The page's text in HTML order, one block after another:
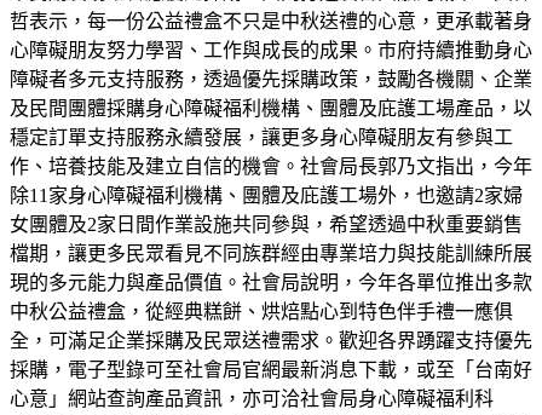
哲表示，每一份公益禮盒不只是中秋送禮的心意，更承載著身
心障礙朋友努力學習、工作與成長的成果。市府持續推動身心
障礙者多元支持服務，透過優先採購政策，鼓勵各機關、企業
及民間團體採購身心障礙福利機構、團體及庇護工場產品，以
穩定訂單支持服務永續發展，讓更多身心障礙朋友有參與工
作、培養技能及建立自信的機會。社會局長郭乃文指出，今年
除11家身心障礙福利機構、團體及庇護工場外，也邀請2家婦
女團體及2家日間作業設施共同參與，希望透過中秋重要銷售
檔期，讓更多民眾看見不同族群經由專業培力與技能訓練所展
現的多元能力與產品價值。社會局說明，今年各單位推出多款
中秋公益禮盒，從經典糕餅、烘焙點心到特色伴手禮一應俱
全，可滿足企業採購及民眾送禮需求。歡迎各界踴躍支持優先
採購，電子型錄可至社會局官網最新消息下載，或至「台南好
心意」網站查詢產品資訊，亦可洽社會局身心障礙福利科